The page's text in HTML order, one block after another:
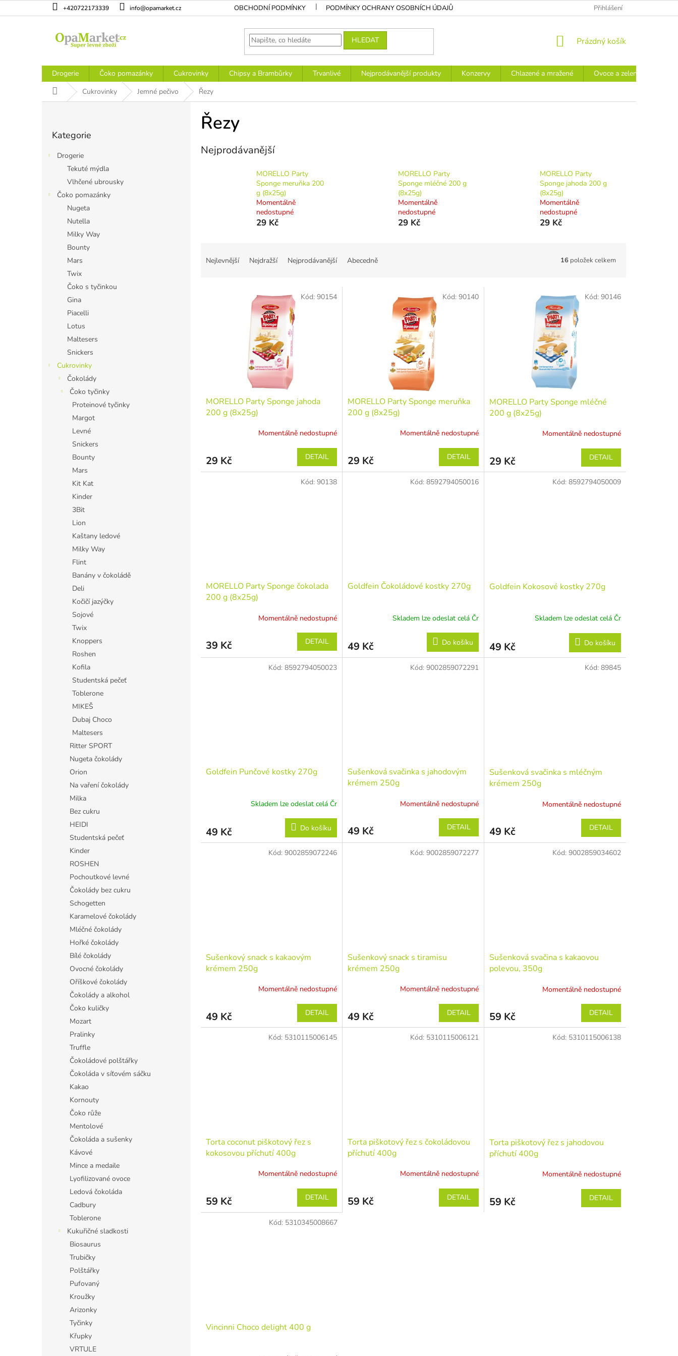
na
+420722173339 info@opamarket.cz OBCHODNÍ PODMÍNKY PODMÍNKY OCHRANY OSOBNÍCH ÚDAJŮ Přihlášení
HLEDAT
NÁKUPNÍ
Prázdný košík
Drogerie Čoko pomazánky Cukrovinky Chipsy a Brambůrky Trvanlivé Nejprodávanější produkty Konzervy Chlazené a mražené Ovoce a zelenina
Domů Cukrovinky Jemné pečivo Řezy
kategorie
Kategorie
Drogerie
Tekuté mýdla
Vlhčené ubrousky
Čoko pomazánky
Nugeta
Nutella
Milky Way
Bounty
Mars
Twix
Čoko s tyčinkou
Gina
Piacelli
Lotus
Maltesers
Snickers
Cukrovinky
Čokolády
Čoko tyčinky
Proteinové tyčinky
Margot
Levné
Snickers
Bounty
Mars
Kit Kat
Kinder
3Bit
Lion
Kaštany ledové
Milky Way
Flint
Banány v čokoládě
Deli
Kočičí jazýčky
Sojové
Twix
Knoppers
Roshen
Kofila
Studentská pečeť
Toblerone
MIKEŠ
Dubaj Choco
Maltesers
Ritter SPORT
Nugeta čokolády
Orion
Na vaření čokolády
Milka
Bez cukru
HEIDI
Studentská pečeť
Kinder
ROSHEN
Pochoutkové levné
Čokolády bez cukru
Schogetten
Karamelové čokolády
Mléčné čokolády
Hořké čokolády
Bílé čokolády
Ovocné čokolády
Oříškové čokolády
Čokolády a alkohol
Čoko kuličky
Mozart
Pralinky
Truffle
Čokoládové polštářky
Čokoláda v síťovém sáčku
Kakao
Kornouty
Čoko růže
Mentolové
Čokoláda a sušenky
Kávové
Mince a medaile
Lyofilizované ovoce
Ledová čokoláda
Cadbury
Toblerone
Kukuřičné sladkosti
Biosaurus
Trubičky
Polštářky
Pufovaný
Kroužky
Arizonky
Tyčinky
Křupky
VRTULE
Řezy
Nejprodávanější
MORELLO Party
Sponge meruňka 200
g (8x25g)
Momentálně
nedostupné
29 Kč
MORELLO Party
Sponge mléčné 200 g
(8x25g)
Momentálně
nedostupné
29 Kč
MORELLO Party
Sponge jahoda 200 g
(8x25g)
Momentálně
nedostupné
29 Kč
Nejlevnější Nejdražší Nejprodávanější Abecedně 16 položek celkem
MORELLO Party Sponge jahoda
200 g (8x25g)
Momentálně nedostupné
29 Kč DETAIL
Kód: 90154
MORELLO Party Sponge meruňka
200 g (8x25g)
Momentálně nedostupné
29 Kč DETAIL
Kód: 90140
MORELLO Party Sponge mléčné
200 g (8x25g)
Momentálně nedostupné
29 Kč DETAIL
Kód: 90146
MORELLO Party Sponge čokolada
200 g (8x25g)
Momentálně nedostupné
39 Kč DETAIL
Kód: 90138
Goldfein Čokoládové kostky 270g
Skladem lze odeslat celá Čr
49 Kč Do košíku
Kód: 8592794050016
Goldfein Kokosové kostky 270g
Skladem lze odeslat celá Čr
49 Kč Do košíku
Kód: 8592794050009
Goldfein Punčové kostky 270g
Skladem lze odeslat celá Čr
49 Kč Do košíku
Kód: 8592794050023
Sušenková svačinka s jahodovým
krémem 250g
Momentálně nedostupné
49 Kč DETAIL
Kód: 9002859072291
Sušenková svačinka s mléčným
krémem 250g
Momentálně nedostupné
49 Kč DETAIL
Kód: 89845
Sušenkový snack s kakaovým
krémem 250g
Momentálně nedostupné
49 Kč DETAIL
Kód: 9002859072246
Sušenkový snack s tiramisu
krémem 250g
Momentálně nedostupné
49 Kč DETAIL
Kód: 9002859072277
Sušenková svačina s kakaovou
polevou, 350g
Momentálně nedostupné
59 Kč DETAIL
Kód: 9002859034602
Torta coconut piškotový řez s
kokosovou příchutí 400g
Momentálně nedostupné
59 Kč DETAIL
Kód: 5310115006145
Torta piškotový řez s čokoládovou
příchutí 400g
Momentálně nedostupné
59 Kč DETAIL
Kód: 5310115006121
Torta piškotový řez s jahodovou
příchutí 400g
Momentálně nedostupné
59 Kč DETAIL
Kód: 5310115006138
Vincinni Choco delight 400 g
Kód: 5310345008667